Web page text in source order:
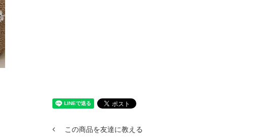
この商品を友達に教える